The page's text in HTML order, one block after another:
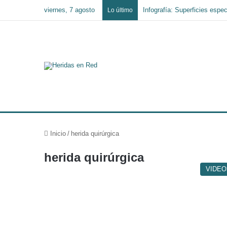
viernes, 7 agosto Lo último
Inicio / herida quirúrgica
herida quirúrgica